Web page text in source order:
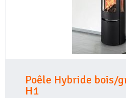
Poêle Hybride bois/
H1